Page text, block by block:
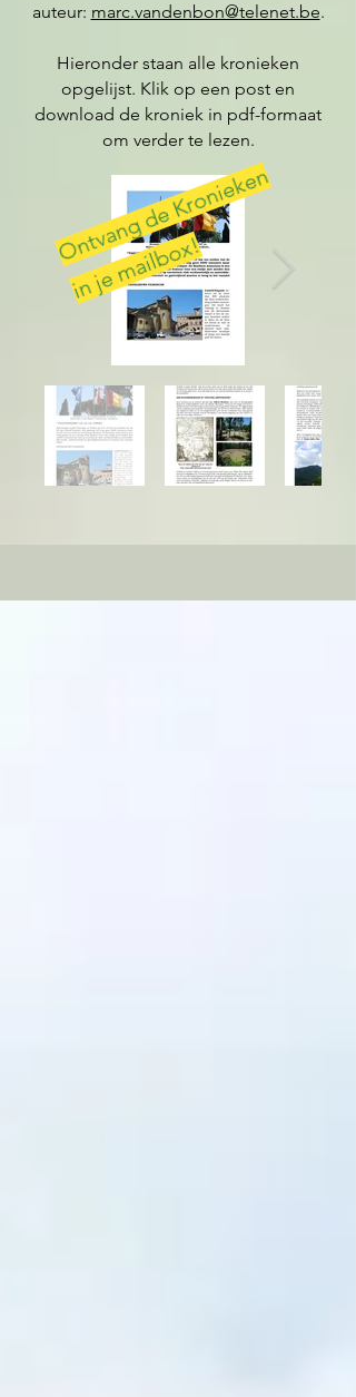
auteur: marc.vandenbon@telenet.be.
Hieronder staan alle kronieken
opgelijst. Klik op een post en
download de kroniek in pdf-formaat
om verder te lezen.
O
n
t
v
a
n
g
d
e
K
r
o
ni
e
k
e
n
i
n j
e
m
ail
b
o
x
!